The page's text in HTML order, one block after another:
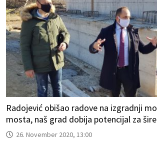
Radojević obišao radove na izgradnji
mosta, naš grad dobija potencijal za
26. November 2020, 13:00